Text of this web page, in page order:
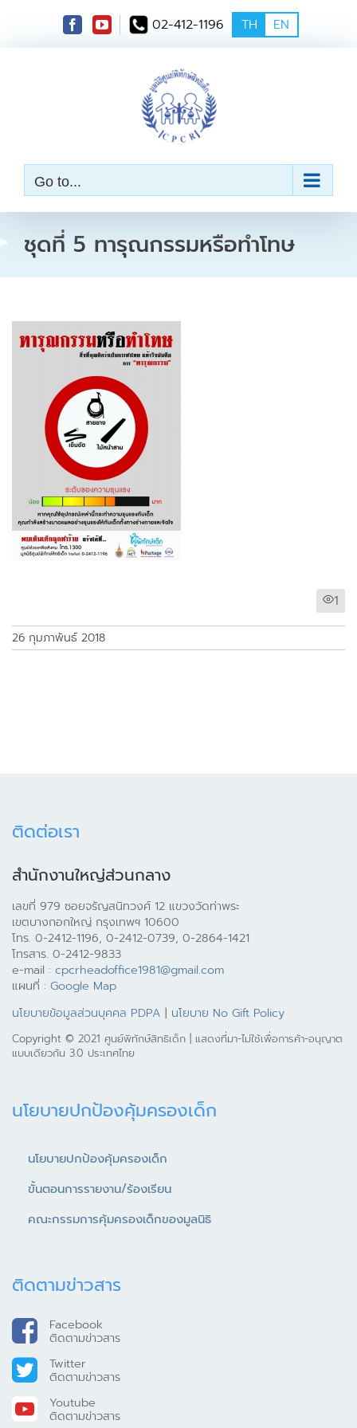
t
02-412-1196 TH EN
Go to...
ชุดที่ 5 ทารุณกรรมหรือทำโทษ
1
26 กุมภาพันธ์ 2018
ติดต่อเรา
สำนักงานใหญ่ส่วนกลาง
เลขที่ 979 ซอยจรัญสนิทวงศ์ 12 แขวงวัดท่าพระ
เขตบางกอกใหญ่ กรุงเทพฯ 10600
โทร. 0-2412-1196, 0-2412-0739, 0-2864-1421
โทรสาร. 0-2412-9833
e-mail : cpcrheadoffice1981@gmail.com
แผนที่ : Google Map
นโยบายข้อมูลส่วนบุคคล PDPA | นโยบาย No Gift Policy
Copyright © 2021 ศูนย์พิทักษ์สิทธิเด็ก | แสดงที่มา-ไม่ใช้เพื่อการค้า-อนุญาต
แบบเดียวกัน 3.0 ประเทศไทย
นโยบายปกป้องคุ้มครองเด็ก
นโยบายปกป้องคุ้มครองเด็ก
ขั้นตอนการรายงาน/ร้องเรียน
คณะกรรมการคุ้มครองเด็กของมูลนิธิ
ติดตามข่าวสาร
Facebook
ติดตามข่าวสาร
Twitter
ติดตามข่าวสาร
Youtube
ติดตามข่าวสาร